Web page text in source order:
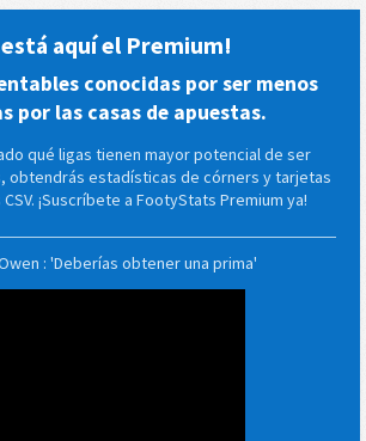
está aquí el Premium!
conocidas por ser menos
por las casas de apuestas.
qué ligas tienen mayor potencial de ser
obtendrás estadísticas de córners y tarjetas
¡Suscríbete a FootyStats Premium ya!
: 'Deberías obtener una prima'